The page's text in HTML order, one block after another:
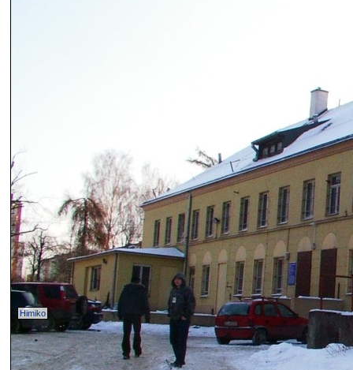
Himiko